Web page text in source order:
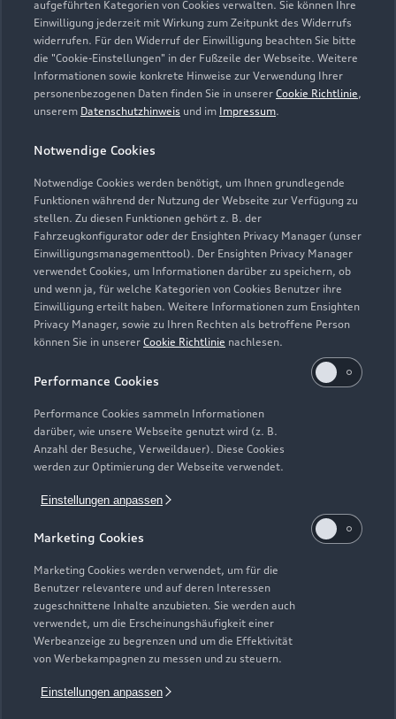
aufgeführten Kategorien von Cookies verwalten. Sie können Ihre
Einwilligung jederzeit mit Wirkung zum Zeitpunkt des Widerrufs
widerrufen. Für den Widerruf der Einwilligung beachten Sie bitte
die "Cookie-Einstellungen" in der Fußzeile der Webseite. Weitere
Informationen sowie konkrete Hinweise zur Verwendung Ihrer
personenbezogenen Daten finden Sie in unserer Cookie Richtlinie,
unserem Datenschutzhinweis und im Impressum.
Notwendige Cookies
Notwendige Cookies werden benötigt, um Ihnen grundlegende
Funktionen während der Nutzung der Webseite zur Verfügung zu
stellen. Zu diesen Funktionen gehört z. B. der
Fahrzeugkonfigurator oder der Ensighten Privacy Manager (unser
Einwilligungsmanagementtool). Der Ensighten Privacy Manager
verwendet Cookies, um Informationen darüber zu speichern, ob
und wenn ja, für welche Kategorien von Cookies Benutzer ihre
Einwilligung erteilt haben. Weitere Informationen zum Ensighten
Privacy Manager, sowie zu Ihren Rechten als betroffene Person
können Sie in unserer Cookie Richtlinie nachlesen.
Performance Cookies
Performance Cookies sammeln Informationen
darüber, wie unsere Webseite genutzt wird (z. B.
Anzahl der Besuche, Verweildauer). Diese Cookies
werden zur Optimierung der Webseite verwendet.
Einstellungen anpassen
Marketing Cookies
Marketing Cookies werden verwendet, um für die
Benutzer relevantere und auf deren Interessen
zugeschnittene Inhalte anzubieten. Sie werden auch
verwendet, um die Erscheinungshäufigkeit einer
Werbeanzeige zu begrenzen und um die Effektivität
von Werbekampagnen zu messen und zu steuern.
Einstellungen anpassen
Zur Reparatur
Zur Inspektion
Zurück nach oben
Modelle
Alle Modelle
Modelle vergleichen
Elektromodelle
Kaufen & leasen